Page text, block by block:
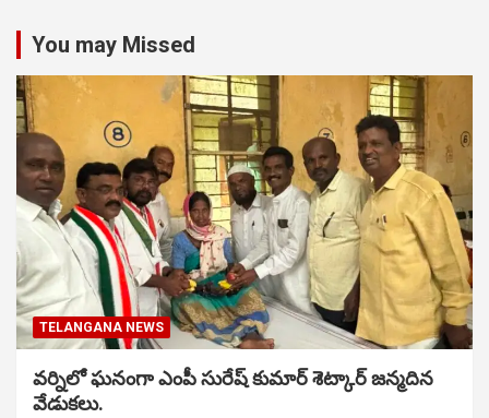
You may Missed
TELANGANA NEWS
వర్నిలో ఘనంగా ఎంపీ సురేష్ కుమార్ శెట్కార్ జన్మదిన
వేడుకలు.